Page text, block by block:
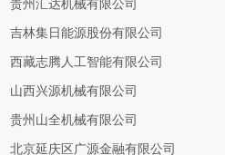
贵州汇达机械有限公司
吉林集日能源股份有限公司
西藏志腾人工智能有限公司
山西兴源机械有限公司
贵州山全机械有限公司
北京延庆区广源金融有限公司